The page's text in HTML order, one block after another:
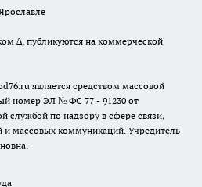
∆, публикуются на коммерческой
является средством массовой
номер ЭЛ № ФС 77 - 91230 от
службой по надзору в сфере связи,
массовых коммуникаций. Учредитель